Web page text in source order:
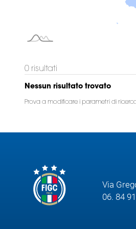
Media
Contatti
0 risultati
Nessun risultato trovato
Prova a modificare i parametri di
Via
06. 84